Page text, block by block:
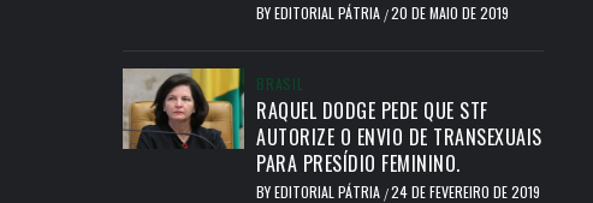
BYEDITORIAL PÁTRIA /20 DE MAIO DE 2019
BRASIL
RAQUEL DODGE PEDE QUE STF
AUTORIZE O ENVIO DE TRANSEXUAIS
PARA PRESÍDIO FEMININO.
BYEDITORIAL PÁTRIA /24 DE FEVEREIRO DE 2019